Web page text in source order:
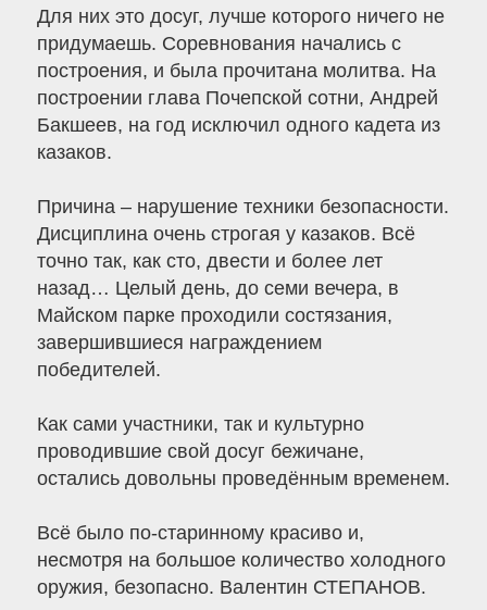
Для них это досуг, лучше которого ничего не
придумаешь. Соревнования начались с
построения, и была прочитана молитва. На
построении глава Почепской сотни, Андрей
Бакшеев, на год исключил одного кадета из
казаков.
Причина – нарушение техники безопасности.
Дисциплина очень строгая у казаков. Всё
точно так, как сто, двести и более лет
назад… Целый день, до семи вечера, в
Майском парке проходили состязания,
завершившиеся награждением
победителей.
Как сами участники, так и культурно
проводившие свой досуг бежичане,
остались довольны проведённым временем.
Всё было по-старинному красиво и,
несмотря на большое количество холодного
оружия, безопасно. Валентин СТЕПАНОВ.